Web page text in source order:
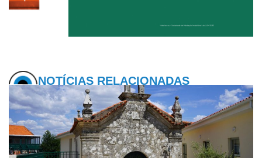
NOTÍCIAS RELACIONADAS